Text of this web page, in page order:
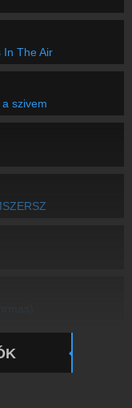
In The Air
szivem